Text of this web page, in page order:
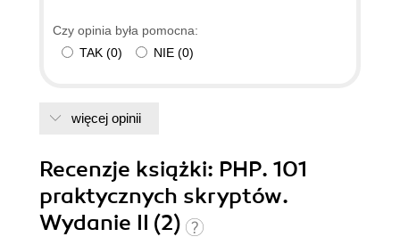
Czy opinia była pomocna:
TAK (0) NIE (0)
więcej opinii
Recenzje książki: PHP. 101
praktycznych skryptów.
Wydanie II (2)